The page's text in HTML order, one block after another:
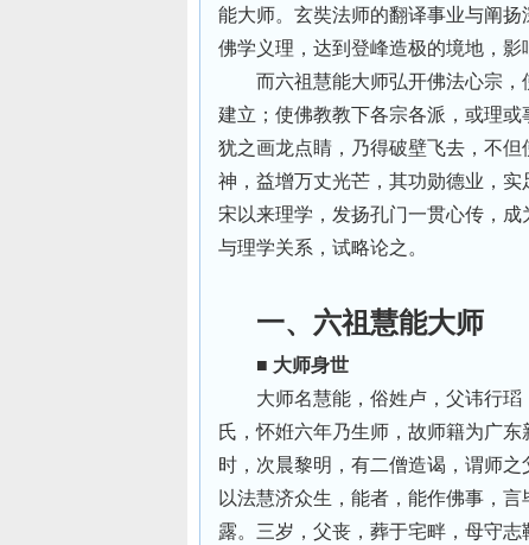
能大师。玄奘法师的翻译事业与阐扬
佛学义理，达到登峰造极的境地，影
而六祖慧能大师弘开佛法心宗
建立；使佛教教下各宗各派，或理或
犹之画龙点睛，乃得破壁飞去，不
神，益增万丈光芒，其功勋德业，
宋以来理学，发扬孔门一贯心传，
与理学关系，试略论之。
一、六祖慧能大师
■ 大师身世
大师名慧能，俗姓卢，父讳行
氏，怀姙六年乃生师，故师籍为广
时，次晨黎明，有二僧造谒，谓师
以法慧济众生，能者，能作佛事，
露。三岁，父丧，葬于宅畔，母守